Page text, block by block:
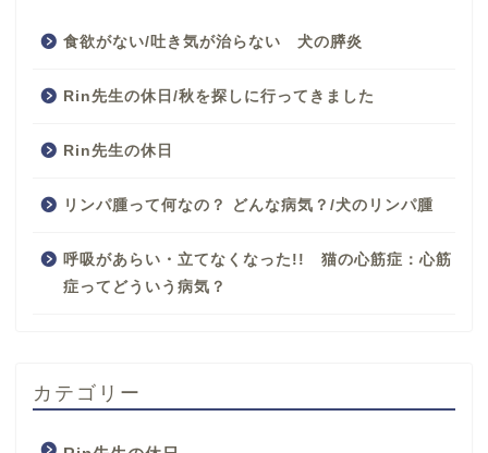
食欲がない/吐き気が治らない 犬の膵炎
Rin先生の休日/秋を探しに行ってきました
Rin先生の休日
リンパ腫って何なの？ どんな病気？/犬のリンパ腫
呼吸があらい・立てなくなった!! 猫の心筋症：心筋
症ってどういう病気？
カテゴリー